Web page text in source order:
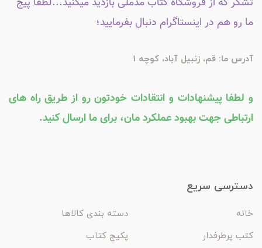
ما رو هم در اینستاگرام دنبال بفرمایید؛
آدرس ما: قم، زنبیل آباد، کوچه 1
و لطفا پیشنهادات و انتقادات خودتون رو از طریق راه های
ارتباطی جهت بهبود عملکرد مان، برای ما ارسال کنید.
دسترسی سریع
خانه
دسته بندی کالاها
کتب پرطرفدار
پکیج کتاب